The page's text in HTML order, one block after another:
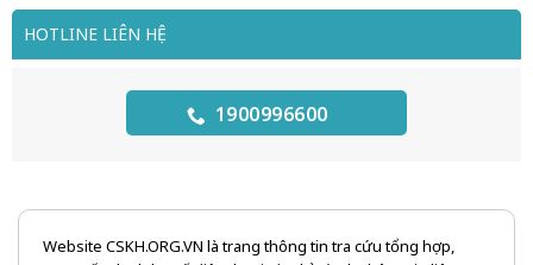
HOTLINE LIÊN HỆ
1900996600
Website CSKH.ORG.VN là trang thông tin tra cứu tổng hợp,